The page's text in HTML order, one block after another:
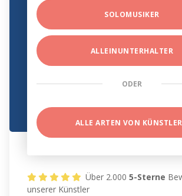
SOLOMUSIKER
ALLEINUNTERHALTER
ODER
ALLE ARTEN VON
Über 2.0005-Sterne
unserer Künstler